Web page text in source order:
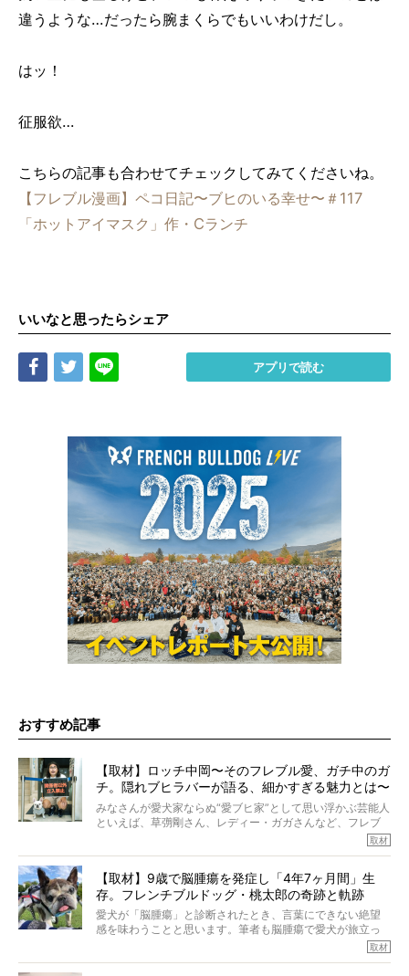
違うような…だったら腕まくらでもいいわけだし。
はッ！
征服欲…
こちらの記事も合わせてチェックしてみてくださいね。
【フレブル漫画】ペコ日記〜ブヒのいる幸せ〜＃117
「ホットアイマスク」作・Cランチ
いいなと思ったらシェア
Share Tweet アプリで読む
おすすめ記事
【取材】ロッチ中岡〜そのフレブル愛、ガチ中のガ
チ。隠れブヒラバーが語る、細かすぎる魅力とは〜
【前編】
みなさんが愛犬家ならぬ“愛ブヒ家”として思い浮かぶ芸能人
といえば、草彅剛さん、レディー・ガガさんなど、フレブ
ルを飼っている方が多いと思います。が、ロッチ中岡さん
んのインスタグラムを覗くと、たくさんのフレブルアカウ
ントがフォローされていて、わが『FRENCH BULLDOG
LIFE』モデルのnicoやトーラスも、その中の一頭。
そんな中岡さんに、フレブルの魅力を語っていただきまし
た。そのブヒ愛っぷりは、思ってた以上！ ガチ中のガチ
取材
【取材】9歳で脳腫瘍を発症し「4年7ヶ月間」生
存。フレンチブルドッグ・桃太郎の奇跡と軌跡
愛犬が「脳腫瘍」と診断されたとき、言葉にできない絶望
感を味わうことと思います。筆者も脳腫瘍で愛犬が旅立っ
たひとり。だからこそ、どれほど厄介で困難な病気かを理取材